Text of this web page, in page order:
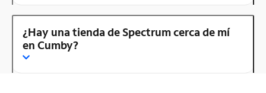
¿Hay una tienda de Spectrum cerca de mí
en Cumby?